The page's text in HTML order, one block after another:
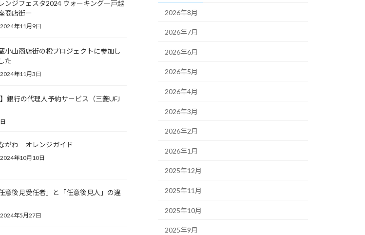
ンジフェスタ2024 ウォーキングー戸越
商店街ー
2024年11月9日
小山商店街の橙プロジェクトに参加し
た
2024年11月3日
銀行の代理人予約サービス（三菱UFJ
がわ オレンジガイド
2024年10月10日
任意後見受任者」と「任意後見人」の違
2024年5月27日
2026年8月
2026年7月
2026年6月
2026年5月
2026年4月
2026年3月
2026年2月
2026年1月
2025年12月
2025年11月
2025年10月
2025年9月